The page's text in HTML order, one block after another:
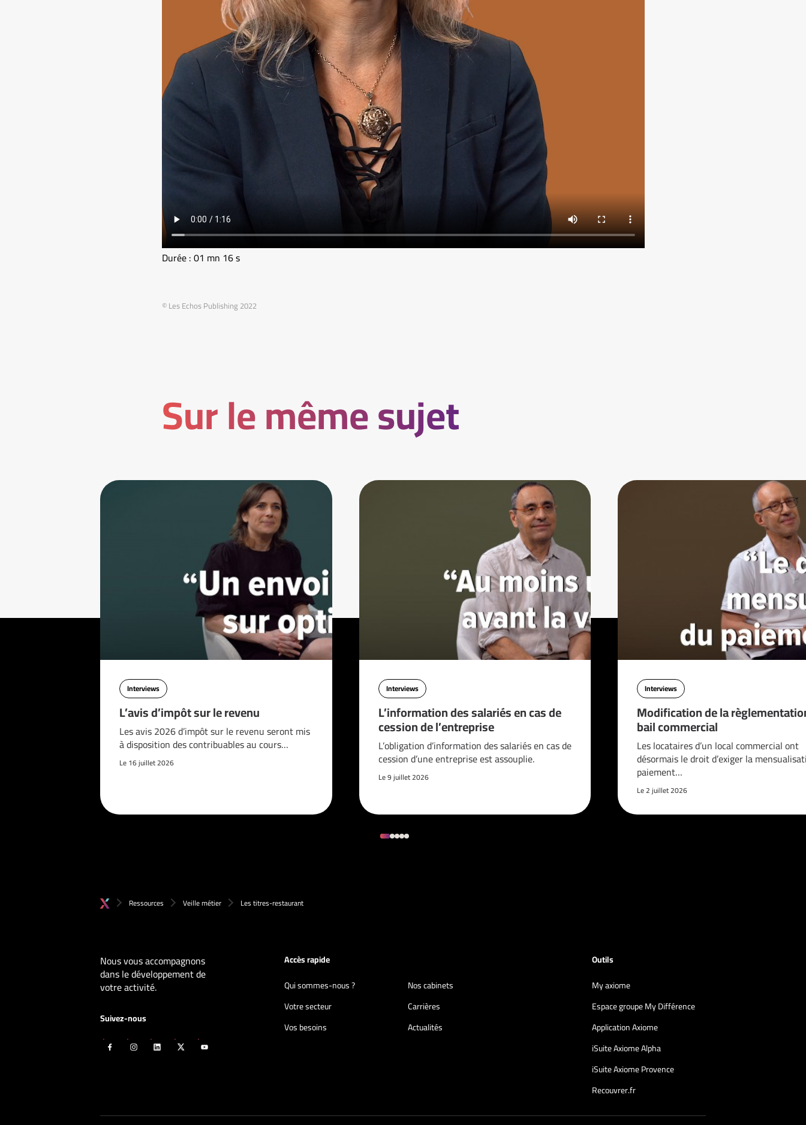
Durée : 01 mn 16 s
© Les Echos Publishing 2022
Sur le même sujet
Interviews
L’avis d’impôt sur le revenu
Les avis 2026 d’impôt sur le revenu seront mis
à disposition des contribuables au cours…
Le 16 juillet 2026
Interviews
L’information des salariés en cas de
cession de l’entreprise
L’obligation d’information des salariés en cas de
cession d’une entreprise est assouplie.
Le 9 juillet 2026
Interviews
Modification de la
bail commercial
Les locataires d’un local commercial ont
désormais le droit d’exiger la
paiement…
Le 2 juillet 2026
Ressources Veille métier Les titres-restaurant
Nous vous accompagnons
dans le développement de
votre activité.
Suivez-nous
Accès rapide
Qui sommes-nous ?
Nos cabinets
Votre secteur
Carrières
Vos besoins
Actualités
Outils
My axiome
Espace groupe My Différence
Application Axiome
iSuite Axiome Alpha
iSuite Axiome Provence
Recouvrer.fr